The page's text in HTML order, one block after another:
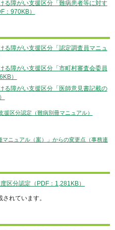
る障がい支援区分「難病患者等に対す
：970KB）
る障がい支援区分「認定調査員マニュ
る障がい支援区分「市町村審査会委員
）
る障がい支援区分「医師意見書記載の
援区分認定（難病別冊マニュアル）
マニュアル（案）」からの変更点（事務連
区分認定（PDF：1,281KB）
れています。